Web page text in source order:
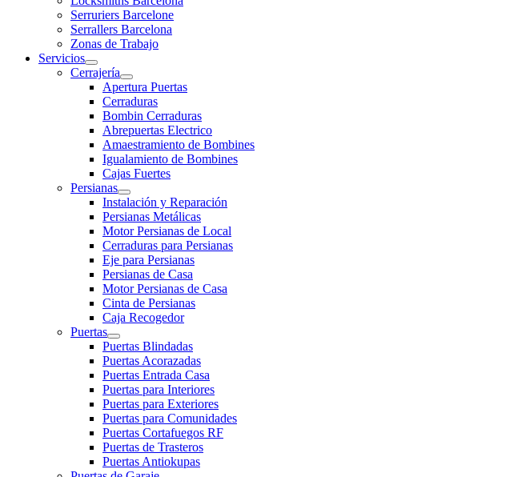
Serruriers Barcelone
Serrallers Barcelona
Zonas de Trabajo
Servicios
Cerrajería
Apertura Puertas
Cerraduras
Bombin Cerraduras
Abrepuertas Electrico
Amaestramiento de Bombines
Igualamiento de Bombines
Cajas Fuertes
Persianas
Instalación y Reparación
Persianas Metálicas
Motor Persianas de Local
Cerraduras para Persianas
Eje para Persianas
Persianas de Casa
Motor Persianas de Casa
Cinta de Persianas
Caja Recogedor
Puertas
Puertas Blindadas
Puertas Acorazadas
Puertas Entrada Casa
Puertas para Interiores
Puertas para Exteriores
Puertas para Comunidades
Puertas Cortafuegos RF
Puertas de Trasteros
Puertas Antiokupas